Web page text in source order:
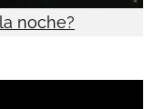
noche?